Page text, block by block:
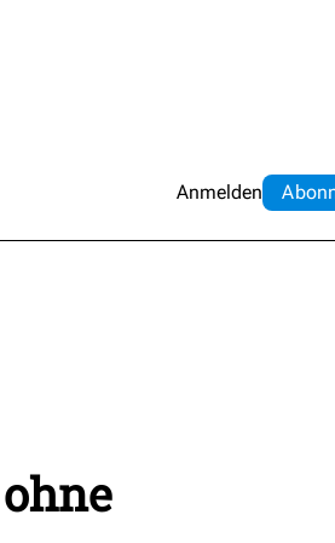
Anmelden Abo